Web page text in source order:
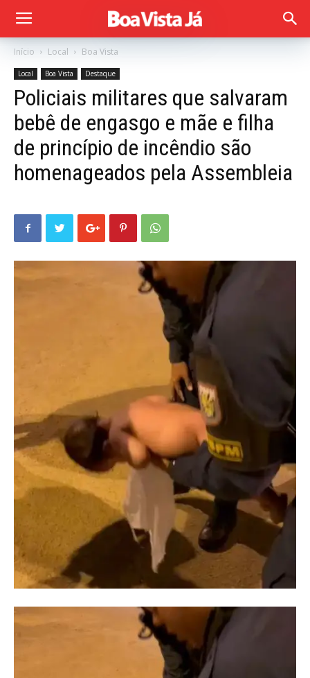
Início Local Boa Vista
Local Boa Vista Destaque
Policiais militares que salvaram
bebê de engasgo e mãe e filha
de princípio de incêndio são
homenageados pela Assembleia